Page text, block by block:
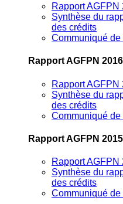
Rapport
Synthèse du
des crédits
Communiqué
Rapport AGFPN 2016
Rapport
Synthèse du
des crédits
Communiqué
Rapport AGFPN 2015
Rapport
Synthèse du
des crédits
Communiqué